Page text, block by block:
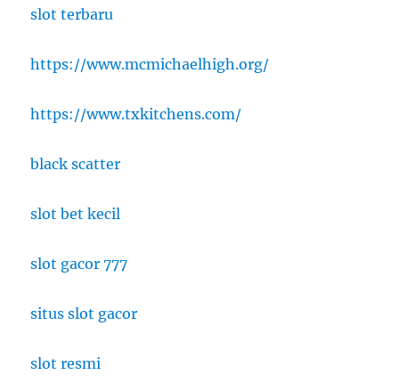
slot terbaru
https://www.mcmichaelhigh.org/
https://www.txkitchens.com/
black scatter
slot bet kecil
slot gacor 777
situs slot gacor
slot resmi